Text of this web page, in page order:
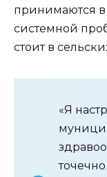
принимаются
системной
стоит в
«Я